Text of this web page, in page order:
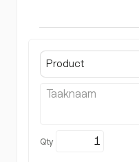
Product